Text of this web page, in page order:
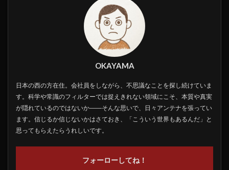
OKAYAMA
日本の西の方在住。会社員をしながら、不思議なことを探し続けていま
す。科学や常識のフィルターでは捉えきれない領域にこそ、本質や真実
が隠れているのではないか――そんな思いで、日々アンテナを張ってい
ます。信じるか信じないかはさておき、「こういう世界もあるんだ」と
思ってもらえたらうれしいです。
フォーローしてね！